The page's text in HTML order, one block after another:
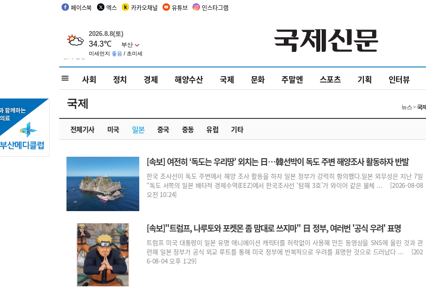
페이스북 엑스 카카오채널 유튜브 인스타그램
사회 정치 경제 해양수산 국제 문화 주말엔 스포츠 기획 인터뷰
전체기사 미국 일본 중국 중동 유럽 기타
국제 뉴스 > 국제
[속보] 여전히 ‘독도는 우리땅’ 외치는 日…韓선박이 독도 주변 해양조사 활동하자 반발
한국 조사선이 독도 주변에서 해양 조사 활동을 하자 일본 정부가 강력히 항의했다.일본 외무성은 지난 7일
“독도 서쪽의 일본 배타적 경제수역(EEZ)에서 한국조사선 ‘탐해 3호’가 와이어 같은 물체 ... [2026-08-08
오전 10:24]
[속보]"트럼프, 나루토와 포켓몬 좀 맘대로 쓰지마" 日 정부, 여러번 '공식 우려' 표명
트럼프 미국 대통령이 일본 유명 애니메이션 캐릭터를 허락없이 사용해 만든 동영상을 SNS에 올린 것과 관
련해 일본 정부가 공식 외교 루트를 통해 미국 정부에 반복적으로 우려를 표명한 것으로 드러났다 ... [202
6-08-04 오후 1:29]